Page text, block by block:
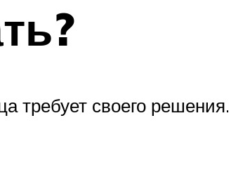
требует своего решения.